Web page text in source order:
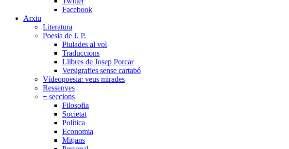
Facebook
Arxiu
Literatura
Poesia de J. P.
Piulades al vol
Traduccions
Llibres de Josep Porcar
Versigrafies sense cartabó
Vídeopoesia: veus mirades
Ressenyes
+ seccions
Filosofia
Societat
Política
Economia
Mitjans